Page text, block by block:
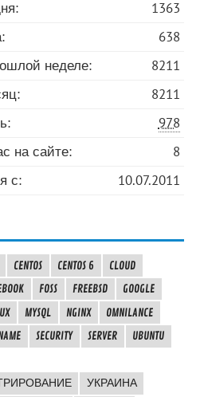
1363
638
8211
неделе:
8211
978
8
на сайте:
10.07.2011
с:
CENTOS CENTOS 6
CLOUD
FOSS FREEBSD
GOOGLE
MYSQL NGINX
OMNILANCE
SECURITY SERVER
UBUNTU
УКРАИНА